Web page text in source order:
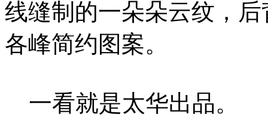
线缝制的一朵朵云纹，
各峰简约图案。
一看就是太华出品。